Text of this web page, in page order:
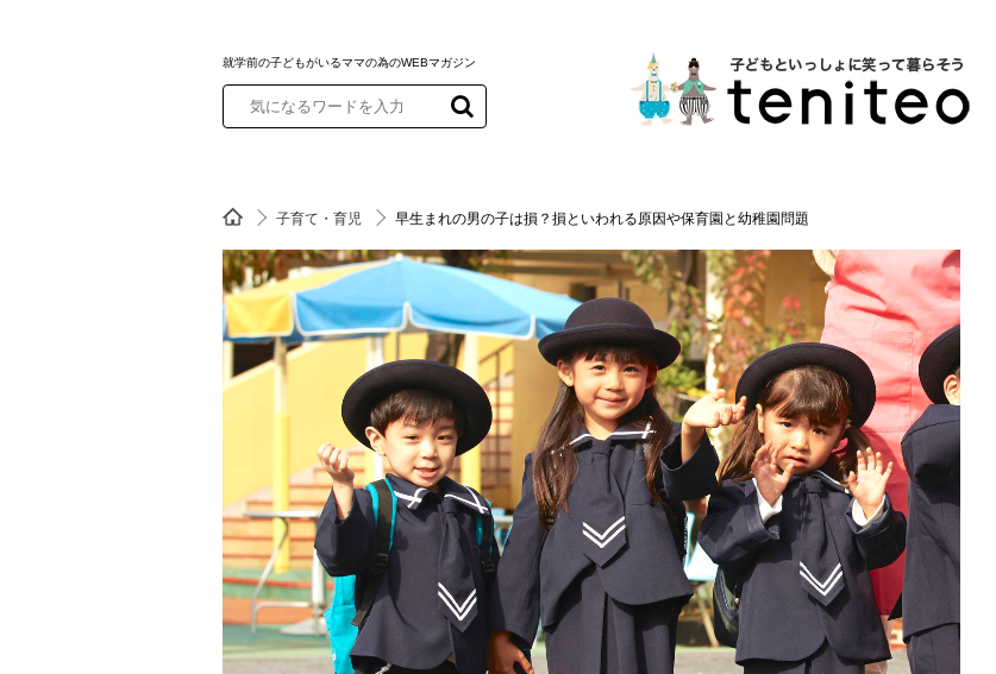
就学前の子どもがいるママの為のWEBマガジン
子育て・育児 早生まれの男の子は損？損といわれる原因や保育園と幼稚園問題